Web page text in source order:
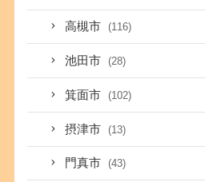
高槻市 (116)
池田市 (28)
箕面市 (102)
摂津市 (13)
門真市 (43)